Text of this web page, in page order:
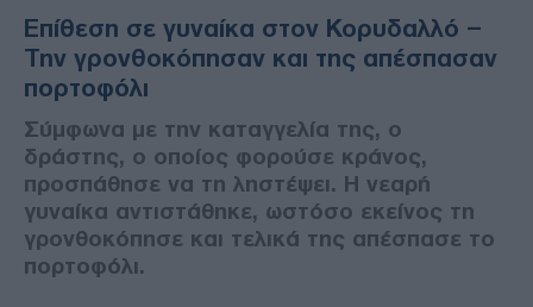
Επίθεση σε γυναίκα στον Κορυδαλλό –
Την γρονθοκόπησαν και της απέσπασαν
πορτοφόλι
Σύμφωνα με την καταγγελία της, ο
δράστης, ο οποίος φορούσε κράνος,
προσπάθησε να τη ληστέψει. Η νεαρή
γυναίκα αντιστάθηκε, ωστόσο εκείνος τη
γρονθοκόπησε και τελικά της απέσπασε το
πορτοφόλι.